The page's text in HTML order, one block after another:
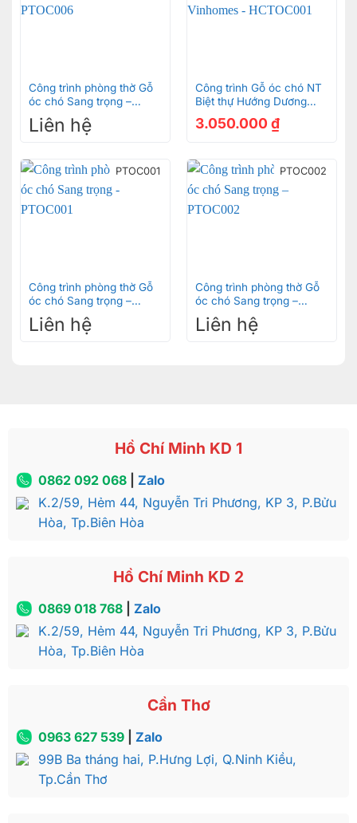
Công trình phòng thờ Gỗ
óc chó Sang trọng –
PTOC006
Liên hệ
Công trình Gỗ óc chó NT
Biệt thự Hướng Dương
3.050.000 ₫
PTOC001
Công trình phòng thờ Gỗ
óc chó Sang trọng –
PTOC001
Liên hệ
PTOC002
Công trình phòng thờ Gỗ
óc chó Sang trọng –
PTOC002
Liên hệ
Hồ Chí Minh KD 1
0862 092 068| Zalo
K.2/59, Hẻm 44, Nguyễn Tri Phương, KP 3, P.Bửu
Hòa, Tp.Biên Hòa
Hồ Chí Minh KD 2
0869 018 768| Zalo
K.2/59, Hẻm 44, Nguyễn Tri Phương, KP 3, P.Bửu
Hòa, Tp.Biên Hòa
Cần Thơ
0963 627 539| Zalo
99B Ba tháng hai, P.Hưng Lợi, Q.Ninh Kiều,
Tp.Cần Thơ